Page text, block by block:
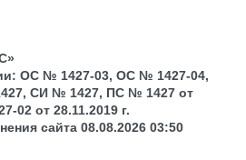
ОС № 1427-03, ОС № 1427-04,
СИ № 1427, ПС № 1427 от
02 от 28.11.2019 г.
сайта 08.08.2026 03:50